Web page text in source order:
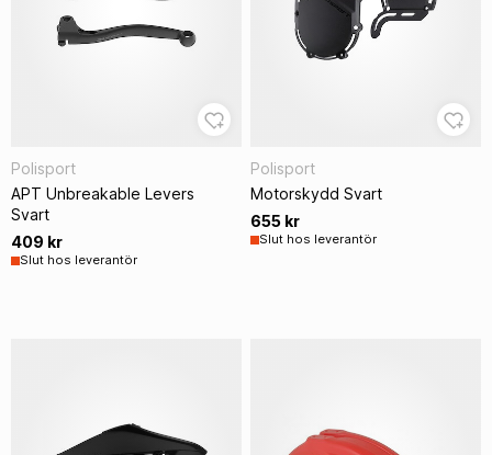
Polisport
APT Unbreakable Levers
Svart
409 kr
Slut hos leverantör
Polisport
Motorskydd Svart
655 kr
Slut hos leverantör